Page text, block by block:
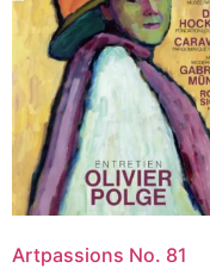
Artpassions No. 81